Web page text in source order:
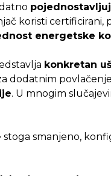
koristi certificirani,
energetske
konkretan
dodatnim
. U mnogim
stoga smanjeno,